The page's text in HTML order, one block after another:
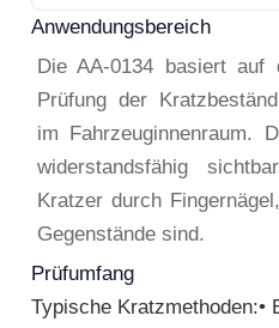
Anwendungsbereich
Die AA-0134 basiert auf
Prüfung der
im Fahrzeuginnenraum.
widerstandsfähig
Kratzer durch
Gegenstände sind.
Prüfumfang
Typische Kratzmethoden:•